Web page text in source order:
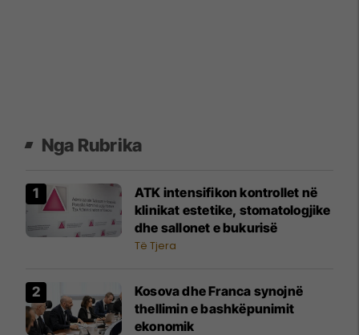
Nga Rubrika
ATK intensifikon kontrollet në
klinikat estetike, stomatologjike
dhe sallonet e bukurisë
Të Tjera
Kosova dhe Franca synojnë
thellimin e bashkëpunimit
ekonomik